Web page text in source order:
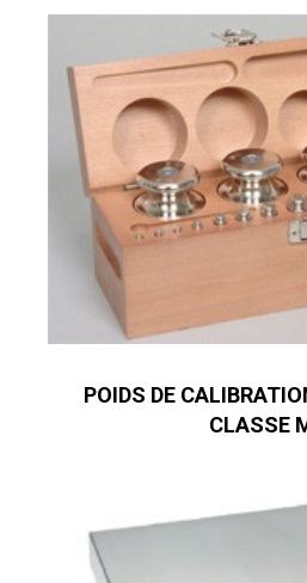
POIDS DE
CLASSE